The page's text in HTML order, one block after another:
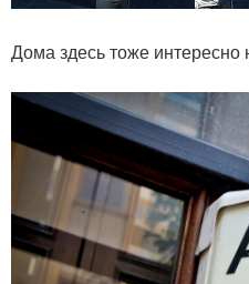
Дома здесь тоже интересно